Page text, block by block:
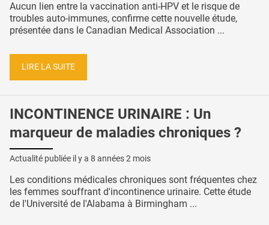
Aucun lien entre la vaccination anti-HPV et le risque de
troubles auto-immunes, confirme cette nouvelle étude,
présentée dans le Canadian Medical Association ...
LIRE LA SUITE
INCONTINENCE URINAIRE : Un
marqueur de maladies chroniques ?
Actualité publiée il y a 8 années 2 mois
Les conditions médicales chroniques sont fréquentes chez
les femmes souffrant d'incontinence urinaire. Cette étude
de l'Université de l'Alabama à Birmingham ...